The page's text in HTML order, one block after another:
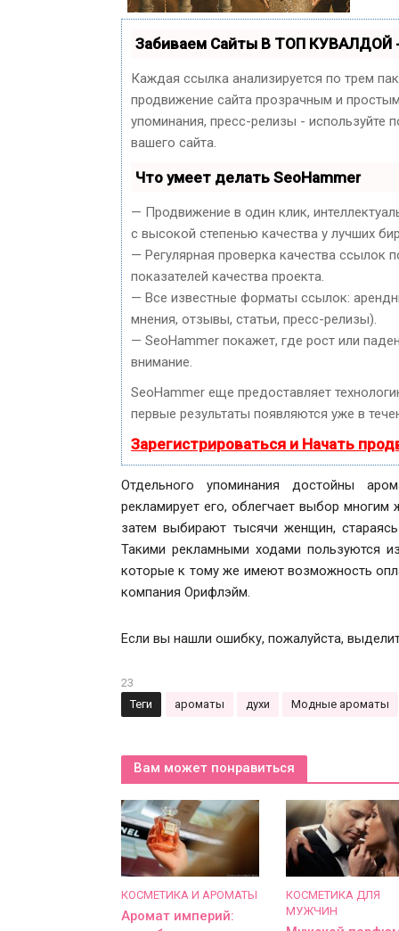
Забиваем Сайты В ТОП КУВАЛДОЙ
Каждая ссылка анализируется по трем
продвижение сайта прозрачным и
упоминания, пресс-релизы - используйте
вашего сайта.
Что умеет делать SeoHammer
— Продвижение в один клик,
с высокой степенью качества у лучших
— Регулярная проверка качества ссылок
показателей качества проекта.
— Все известные форматы ссылок:
мнения, отзывы, статьи, пресс-релизы).
— SeoHammer покажет, где рост или
внимание.
SeoHammer еще предоставляет
первые результаты появляются уже в
Зарегистрироваться и Начать
Отдельного упоминания достойны
рекламирует его, облегчает выбор
затем выбирают тысячи женщин,
Такими рекламными ходами пользуются
которые к тому же имеют возможность
компания Орифлэйм.
Если вы нашли ошибку, пожалуйста,
23
Теги
ароматы духи Модные ароматы
Вам может понравиться
КОСМЕТИКА И АРОМАТЫ
Аромат империй:
КОСМЕТИКА ДЛЯ
МУЖЧИН